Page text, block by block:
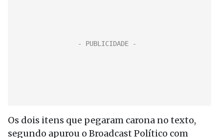
Os dois itens que pegaram carona no texto,
segundo apurou o Broadcast Político com